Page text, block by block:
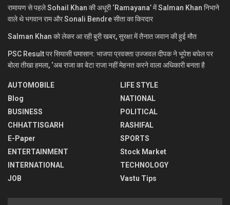
रामायण से पहले Sohail Khan की अधूरी ‘Ramayana’ में Salman Khan निभाने
वाले थे भगवान राम और Sonali Bendre सीता का किरदार
Salman Khan को लेकर आ रही बुरी खबर, सुरक्षा में तैनात जवान की हुई मौत
PSC Result पर सियासी घमासान: भाजपा प्रवक्ता उज्जवल दीपक ने भूपेश बघेल पर
बोला तीखा हमला, ‘अब राजा का बेटा राजा नहीं मेहनत करने वाला अधिकारी बनता है
AUTOMOBILE
Blog
BUSINESS
CHHATTISGARH
E-Paper
ENTERTAINMENT
INTERNATIONAL
JOB
LIFE STYLE
NATIONAL
POLITICAL
RASHIFAL
SPORTS
Stock Market
TECHNOLOGY
Vastu Tips